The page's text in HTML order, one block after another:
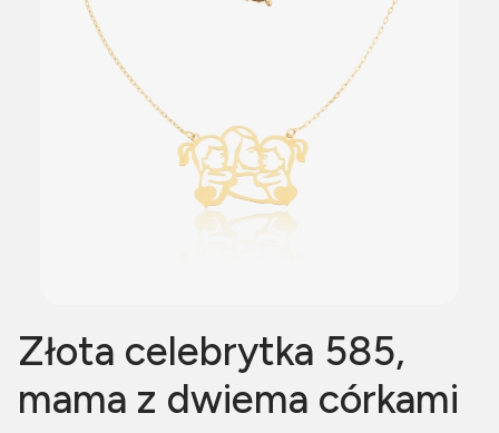
Złota celebrytka 585,
mama z dwiema córkami